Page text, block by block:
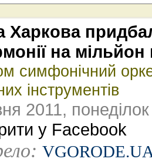
Харкова
на мільйон
симфонічний
інструментів
2011, понеділок
у Facebook